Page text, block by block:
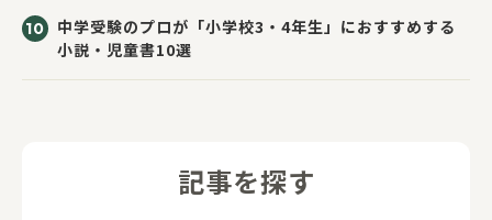
中学受験のプロが「小学校3・4年生」におすすめする
小説・児童書10選
記事を探す